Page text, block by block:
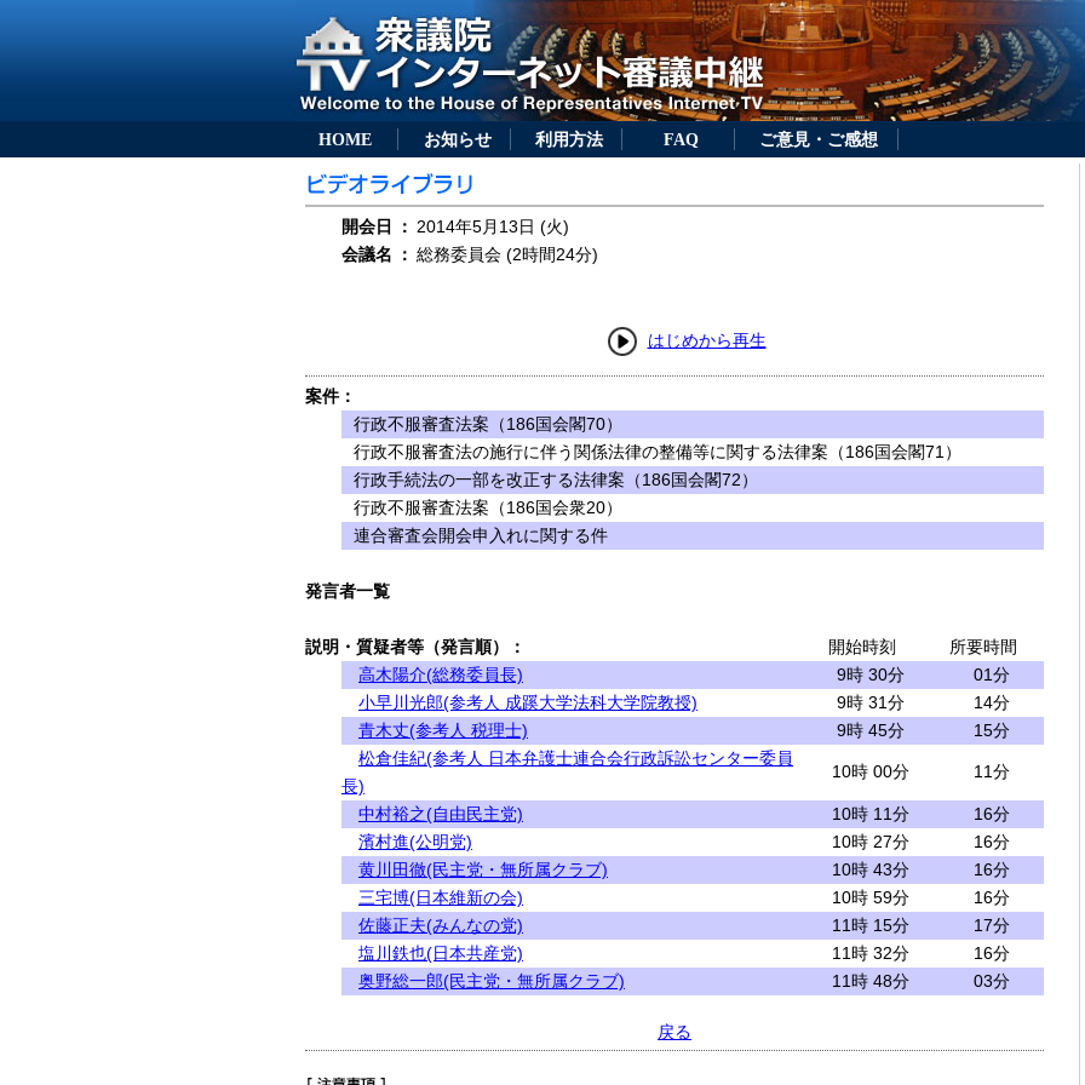
HOME お知らせ 利用方法 FAQ ご意見・ご感想
開会日 ： 2014年5月13日 (火)
会議名
： 総務委員会 (2時間24分)
はじめから再生
案件：
行政不服審査法案（186国会閣70）
行政不服審査法の施行に伴う関係法律の整備等に関する法律案（186国会閣71）
行政手続法の一部を改正する法律案（186国会閣72）
行政不服審査法案（186国会衆20）
連合審査会開会申入れに関する件
発言者一覧
説明・質疑者等（発言順）： 開始時刻
所要時間
高木陽介(総務委員長)
9時 30分
01分
小早川光郎(参考人 成蹊大学法科大学院教授)
9時 31分
14分
青木丈(参考人 税理士)
9時 45分
15分
松倉佳紀(参考人 日本弁護士連合会行政訴訟センター委員
長)
10時 00分 11分
中村裕之(自由民主党) 10時 11分
16分
濱村進(公明党)
10時 27分
16分
黄川田徹(民主党・無所属クラブ)
10時 43分
16分
三宅博(日本維新の会)
10時 59分
16分
佐藤正夫(みんなの党)
11時 15分
17分
塩川鉄也(日本共産党)
11時 32分
16分
奥野総一郎(民主党・無所属クラブ)
11時 48分 03分
戻る